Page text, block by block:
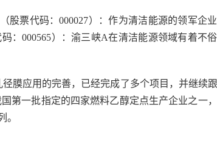
股票代码：000027）：作为清洁能源的领军企
：000565）：渝三峡A在清洁能源领域有着不
膜应用的完善，已经完成了多个项目，并继续
第一批指定的四家燃料乙醇定点生产企业之一
。